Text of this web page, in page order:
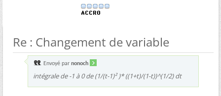
Re : Changement de variable
Envoyé par nonoch
intégrale de -1 à 0 de (1/(t-1)² )* ((1+t)/(1-t))^(1/2) dt